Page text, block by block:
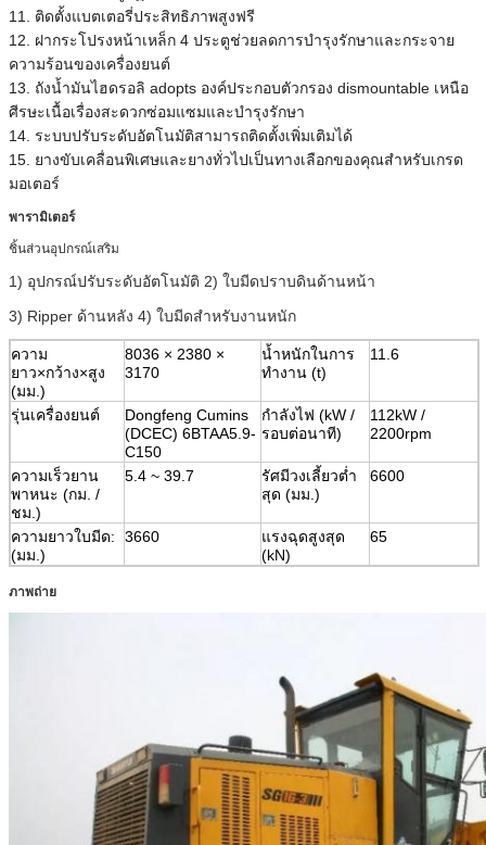
11. ติดตั้งแบตเตอรี่ประสิทธิภาพสูงฟรี
12. ฝากระโปรงหน้าเหล็ก 4 ประตูช่วยลดการบำรุงรักษาและกระจาย
ความร้อนของเครื่องยนต์
13. ถังน้ำมันไฮดรอลิ adopts องค์ประกอบตัวกรอง dismountable เหนือ
ศีรษะเนื้อเรื่องสะดวกซ่อมแซมและบำรุงรักษา
14. ระบบปรับระดับอัตโนมัติสามารถติดตั้งเพิ่มเติมได้
15. ยางขับเคลื่อนพิเศษและยางทั่วไปเป็นทางเลือกของคุณสำหรับเกรด
มอเตอร์
พารามิเตอร์
ชิ้นส่วนอุปกรณ์เสริม
1) อุปกรณ์ปรับระดับอัตโนมัติ 2) ใบมีดปราบดินด้านหน้า
3) Ripper ด้านหลัง 4) ใบมีดสำหรับงานหนัก
ความ
ยาว×กว้าง×สูง
(มม.)
8036 × 2380 ×
3170
น้ำหนักในการ
ทำงาน (t)
11.6
รุ่นเครื่องยนต์
Dongfeng Cumins
(DCEC) 6BTAA5.9-
C150
กำลังไฟ (kW /
รอบต่อนาที)
112kW /
2200rpm
ความเร็วยาน
พาหนะ (กม. /
ชม.)
5.4 ~ 39.7
รัศมีวงเลี้ยวต่ำ
สุด (มม.)
6600
ความยาวใบมีด:
(มม.)
3660
แรงฉุดสูงสุด
(kN)
65
ภาพถ่าย